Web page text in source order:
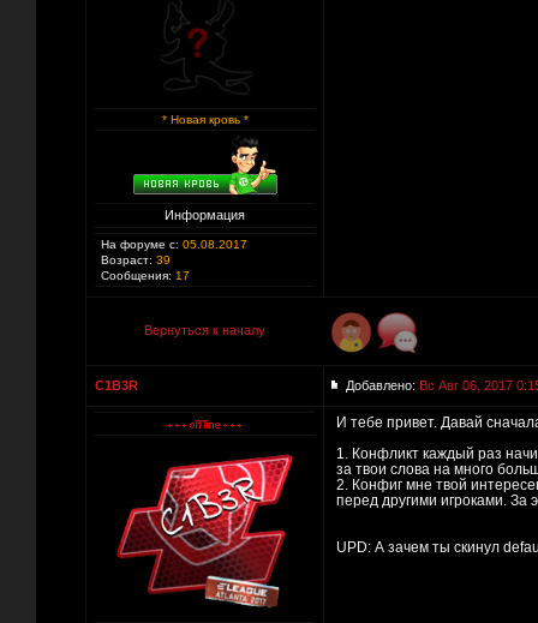
* Новая кровь *
Информация
На форуме с: 05.08.2017
Возраст: 39
Сообщения: 17
Вернуться к началу
C1B3R Добавлено: Вс Авг 06, 2017
И тебе привет. Давай
1. Конфликт каждый раз
за твои слова на много
2. Конфиг мне твой
перед другими игроками. За
UPD: А зачем ты скинул